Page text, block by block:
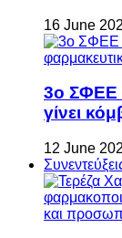
16 June
3ο ΣΦΕΕ
γίνει
12 June